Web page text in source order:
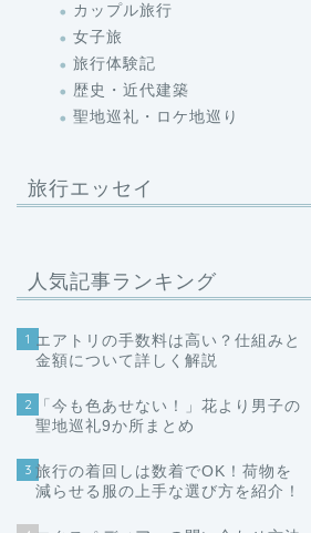
カップル旅行
女子旅
旅行体験記
歴史・近代建築
聖地巡礼・ロケ地巡り
旅行エッセイ
人気記事ランキング
1 エアトリの手数料は高い？仕組みと
金額について詳しく解説
2
「今も色あせない！」花より男子の
聖地巡礼9か所まとめ
3 旅行の着回しは数着でOK！荷物を
減らせる服の上手な選び方を紹介！